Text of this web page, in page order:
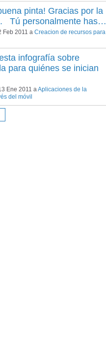
pinta! Gracias por la
Tú personalmente has…
Feb 2011 a Creacion de recursos para
infografía sobre
para quiénes se inician
Ene 2011 a Aplicaciones de la
del móvil